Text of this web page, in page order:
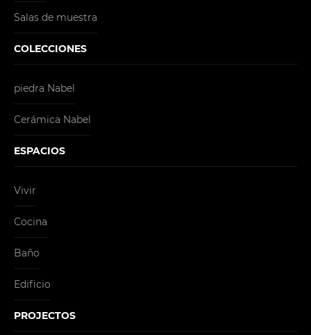
Salas de muestra
COLECCIONES
piedra Nabel
Cerámica Nabel
ESPACIOS
Vivir
Cocina
Baño
Edificio
PROJECTOS